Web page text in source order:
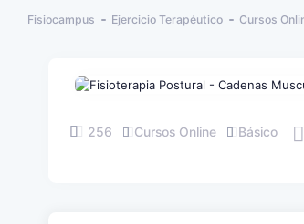
Fisiocampus Ejercicio Terapéutico Cursos
256 Cursos Online Básico